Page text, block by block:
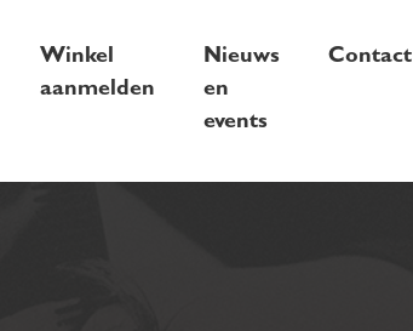
Winkel
aanmelden
Nieuws
en
events
Contact